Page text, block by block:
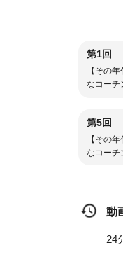
第1回
【その
なコーチ
第5回
【その
なコーチ
動
24